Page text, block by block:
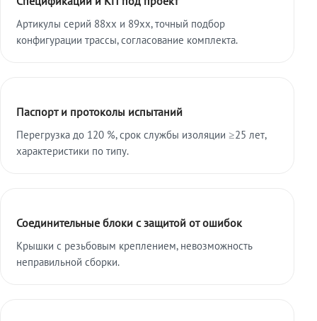
Артикулы серий 88xx и 89xx, точный подбор
конфигурации трассы, согласование комплекта.
Паспорт и протоколы испытаний
Перегрузка до 120 %, срок службы изоляции ≥25 лет,
характеристики по типу.
Соединительные блоки с защитой от ошибок
Крышки с резьбовым креплением, невозможность
неправильной сборки.